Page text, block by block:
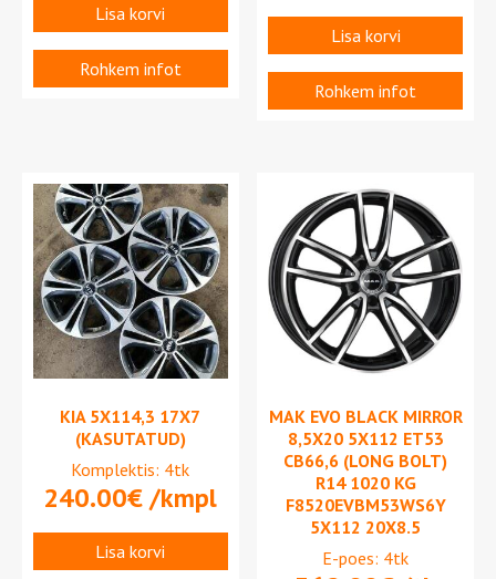
Lisa korvi
Rohkem infot
Lisa korvi
Rohkem infot
KIA 5X114,3 17X7
(KASUTATUD)
Komplektis: 4tk
240.00€/kmpl
Lisa korvi
MAK EVO BLACK MIRROR
8,5X20 5X112 ET53
CB66,6 (LONG BOLT)
R14 1020 KG
F8520EVBM53WS6Y
5X112 20X8.5
E-poes: 4tk